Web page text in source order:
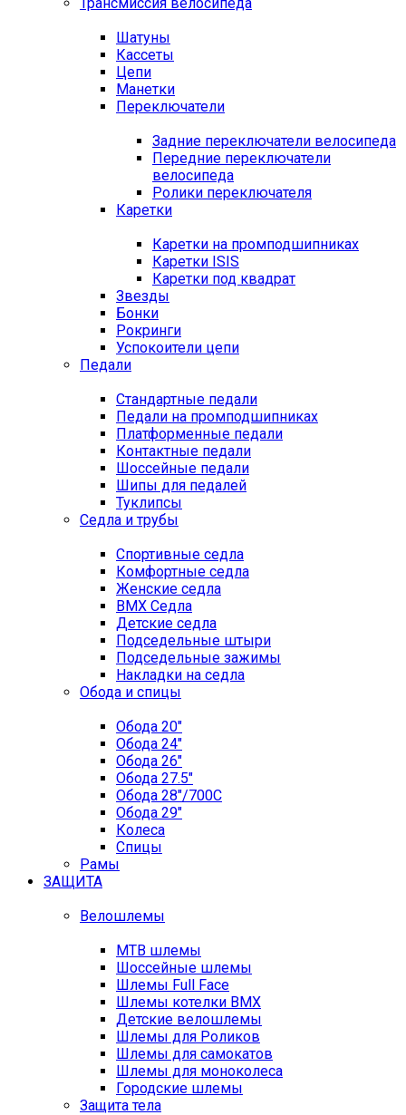
Шатуны
Кассеты
Цепи
Манетки
Переключатели
Задние переключатели велосипеда
Передние переключатели
велосипеда
Ролики переключателя
Каретки
Каретки на промподшипниках
Каретки ISIS
Каретки под квадрат
Звезды
Бонки
Рокринги
Успокоители цепи
Педали
Стандартные педали
Педали на промподшипниках
Платформенные педали
Контактные педали
Шоссейные педали
Шипы для педалей
Туклипсы
Седла и трубы
Спортивные седла
Комфортные седла
Женские седла
BMX Седла
Детские седла
Подседельные штыри
Подседельные зажимы
Накладки на седла
Обода и спицы
Обода 20"
Обода 24"
Обода 26"
Обода 27.5"
Обода 28"/700C
Обода 29"
Колеса
Спицы
Рамы
ЗАЩИТА
Велошлемы
MTB шлемы
Шоссейные шлемы
Шлемы Full Face
Шлемы котелки BMX
Детские велошлемы
Шлемы для Роликов
Шлемы для самокатов
Шлемы для моноколеса
Городские шлемы
Защита тела